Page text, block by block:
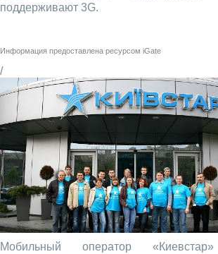
поддерживают 3G.
Информация предоставлена ресурсом iGate
/
Мобильный оператор